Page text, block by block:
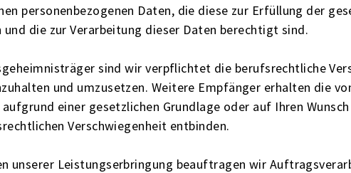
personenbezogenen Daten, die diese zur Erfüllung der
und die zur Verarbeitung dieser Daten berechtigt sind.
sind wir verpflichtet die berufsrechtliche
und umzusetzen. Weitere Empfänger erhalten die
einer gesetzlichen Grundlage oder auf Ihren
Verschwiegenheit entbinden.
unserer Leistungserbringung beauftragen wir